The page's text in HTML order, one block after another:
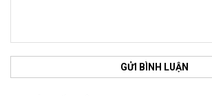
GỬI BÌNH LUẬN